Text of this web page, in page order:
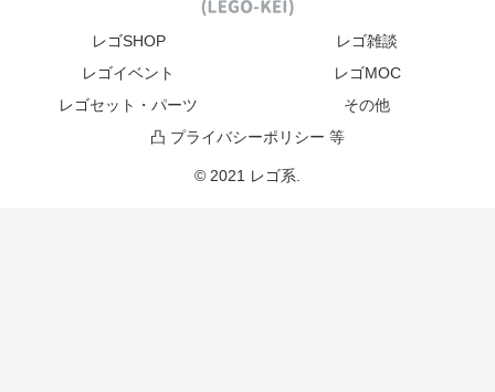
レゴSHOP
レゴ雑談
レゴイベント
レゴMOC
レゴセット・パーツ
その他
凸 プライバシーポリシー 等
© 2021 レゴ系.